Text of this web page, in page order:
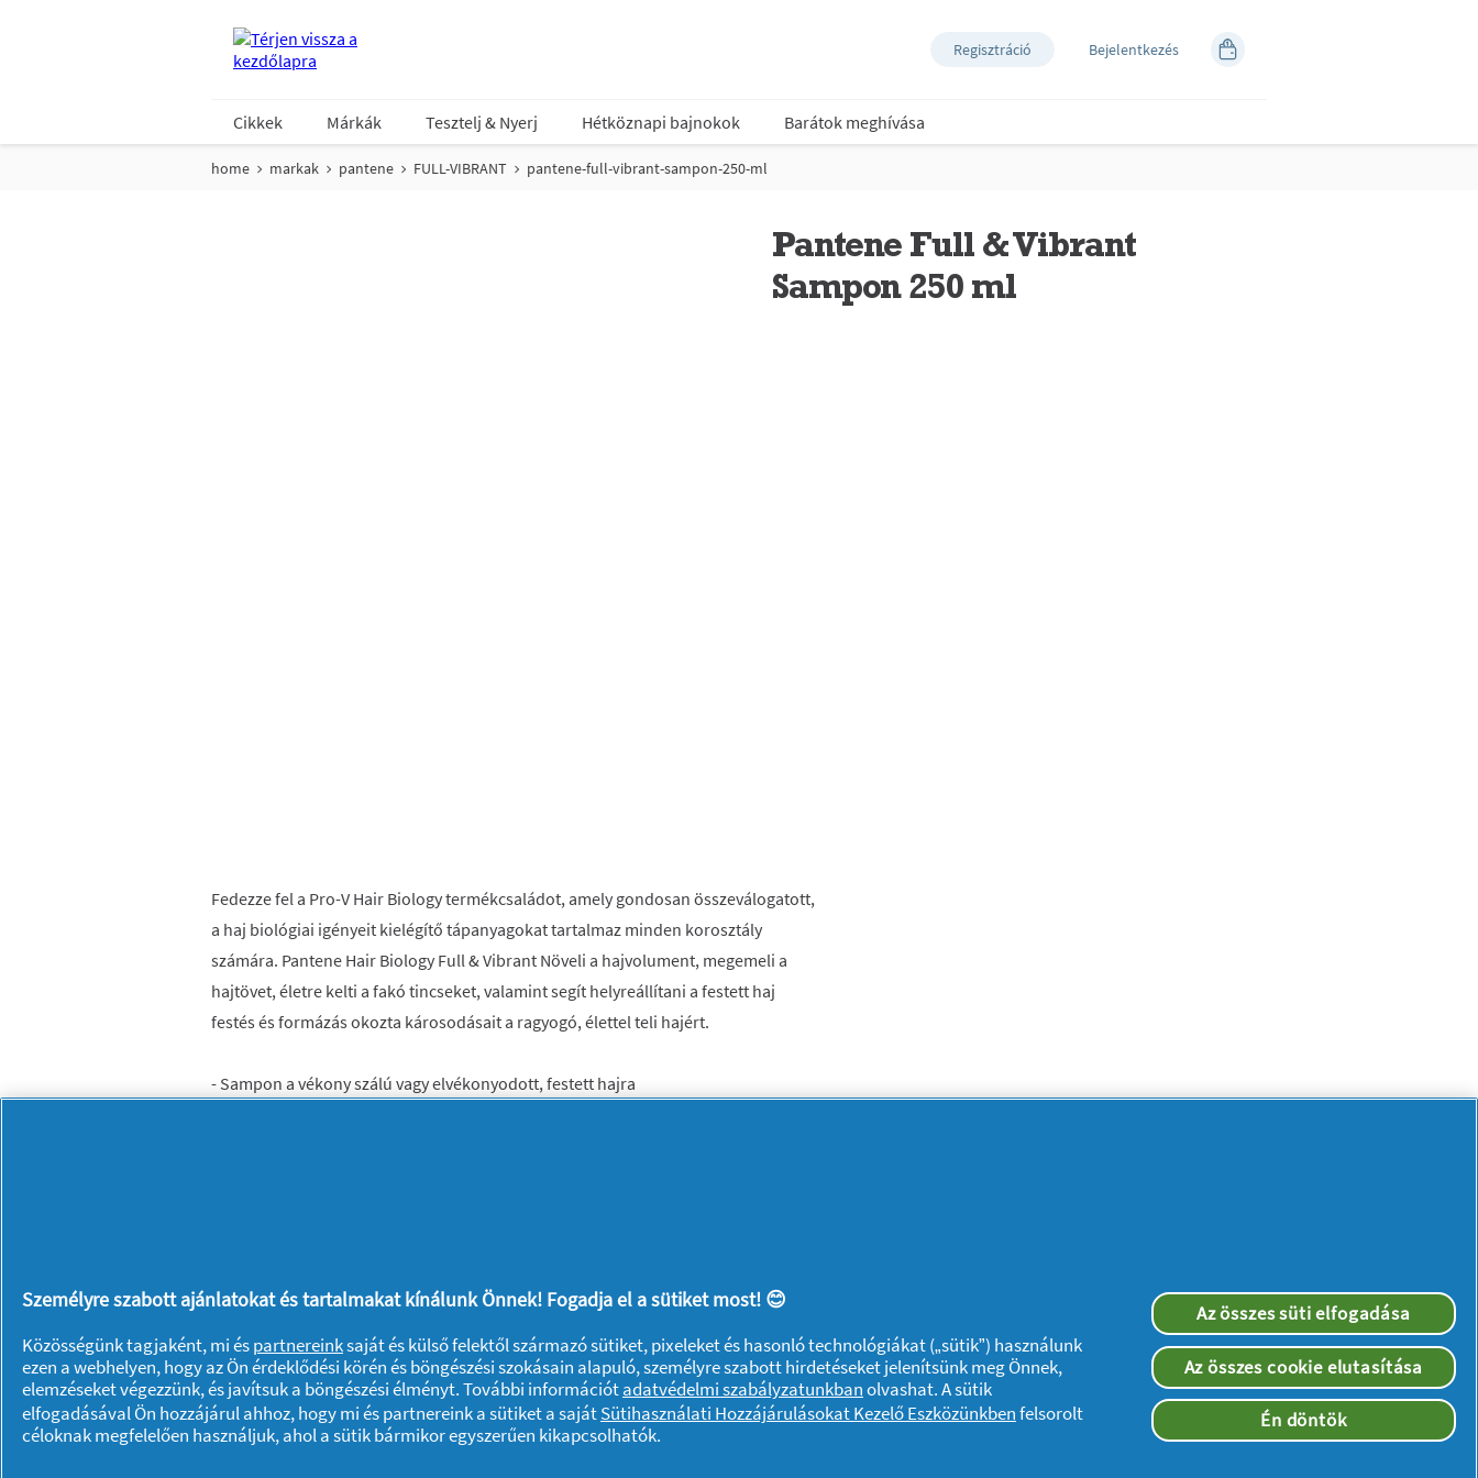
Regisztráció Bejelentkezés
Cikkek Márkák Tesztelj & Nyerj Hétköznapi bajnokok Barátok meghívása
home markak pantene FULL-VIBRANT pantene-full-vibrant-sampon-250-ml
Pantene Full & Vibrant
Sampon 250 ml
Fedezze fel a Pro-V Hair Biology termékcsaládot, amely gondosan összeválogatott,
a haj biológiai igényeit kielégítő tápanyagokat tartalmaz minden korosztály
számára. Pantene Hair Biology Full & Vibrant Növeli a hajvolument, megemeli a
hajtövet, életre kelti a fakó tincseket, valamint segít helyreállítani a festett haj
festés és formázás okozta károsodásait a ragyogó, élettel teli hajért.
- Sampon a vékony szálú vagy elvékonyodott, festett hajra
Rólunk P & G
Rólunk
Kapcsolatfelvétel
Kövessen minket:
Személyre szabott ajánlatokat és tartalmakat kínálunk Önnek! Fogadja el a sütiket most! 😊
Közösségünk tagjaként, mi éspartnereinksaját és külső felektől származó sütiket, pixeleket és hasonló technológiákat („sütik”) használunk
ezen a webhelyen, hogy az Ön érdeklődési körén és böngészési szokásain alapuló, személyre szabott hirdetéseket jelenítsünk meg Önnek,
elemzéseket végezzünk, és javítsuk a böngészési élményt. További információtadatvédelmi szabályzatunkbanolvashat. A sütik
elfogadásával Ön hozzájárul ahhoz, hogy mi és partnereink a sütiket a sajátSütihasználati Hozzájárulásokat Kezelő Eszközünkbenfelsorolt
céloknak megfelelően használjuk, ahol a sütik bármikor egyszerűen kikapcsolhatók.
Az összes süti elfogadása
Az összes cookie elutasítása
Én döntök